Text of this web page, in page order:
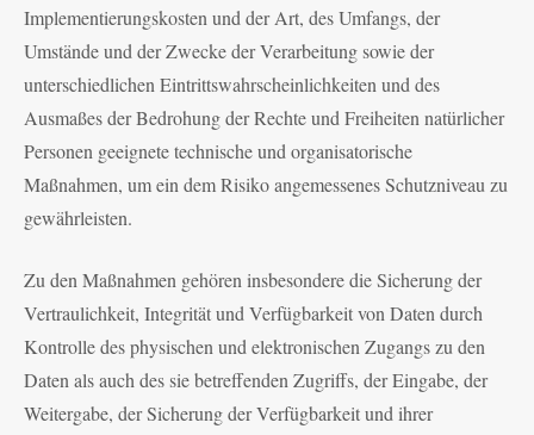
Implementierungskosten und der Art, des Umfangs, der
Umstände und der Zwecke der Verarbeitung sowie der
unterschiedlichen Eintrittswahrscheinlichkeiten und des
Ausmaßes der Bedrohung der Rechte und Freiheiten natürlicher
Personen geeignete technische und organisatorische
Maßnahmen, um ein dem Risiko angemessenes Schutzniveau zu
gewährleisten.
Zu den Maßnahmen gehören insbesondere die Sicherung der
Vertraulichkeit, Integrität und Verfügbarkeit von Daten durch
Kontrolle des physischen und elektronischen Zugangs zu den
Daten als auch des sie betreffenden Zugriffs, der Eingabe, der
Weitergabe, der Sicherung der Verfügbarkeit und ihrer